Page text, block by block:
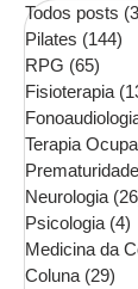
Todos posts
Pilates (144)
RPG (65)
Fisioterapia
Terapia
Prematuridade
Neurologia
Psicologia (4)
Medicina da
Coluna (29)